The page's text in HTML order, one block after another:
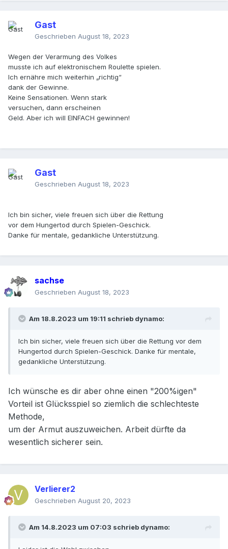
Gast
Geschrieben August 18, 2023
Wegen der Verarmung des Volkes
musste ich auf elektronischem Roulette spielen.
Ich ernähre mich weiterhin „richtig“
dank der Gewinne.
Keine Sensationen. Wenn stark
versuchen, dann erscheinen
Geld. Aber ich will EINFACH gewinnen!
Gast
Geschrieben August 18, 2023
Ich bin sicher, viele freuen sich über die Rettung
vor dem Hungertod durch Spielen-Geschick.
Danke für mentale, gedankliche Unterstützung.
sachse
Geschrieben August 18, 2023
Am 18.8.2023 um 19:11 schrieb dynamo:
Ich bin sicher, viele freuen sich über die Rettung vor dem
Hungertod durch Spielen-Geschick. Danke für mentale,
gedankliche Unterstützung.
Ich wünsche es dir aber ohne einen "200%igen"
Vorteil ist Glücksspiel so ziemlich die schlechteste
Methode,
um der Armut auszuweichen. Arbeit dürfte da
wesentlich sicherer sein.
Verlierer2
Geschrieben August 20, 2023
Am 14.8.2023 um 07:03 schrieb dynamo: